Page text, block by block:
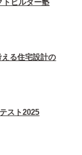
トビルダー塾
える住宅設計の
スト2025